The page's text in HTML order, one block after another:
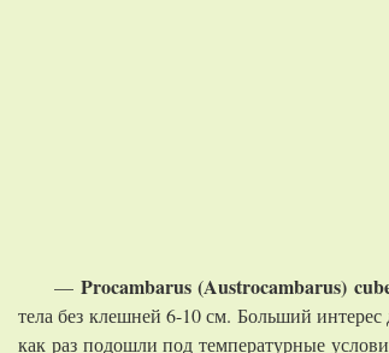
— Procambarus (Austrocambarus)
тела без клешней 6-10 см. Больший
как раз подошли под температурные